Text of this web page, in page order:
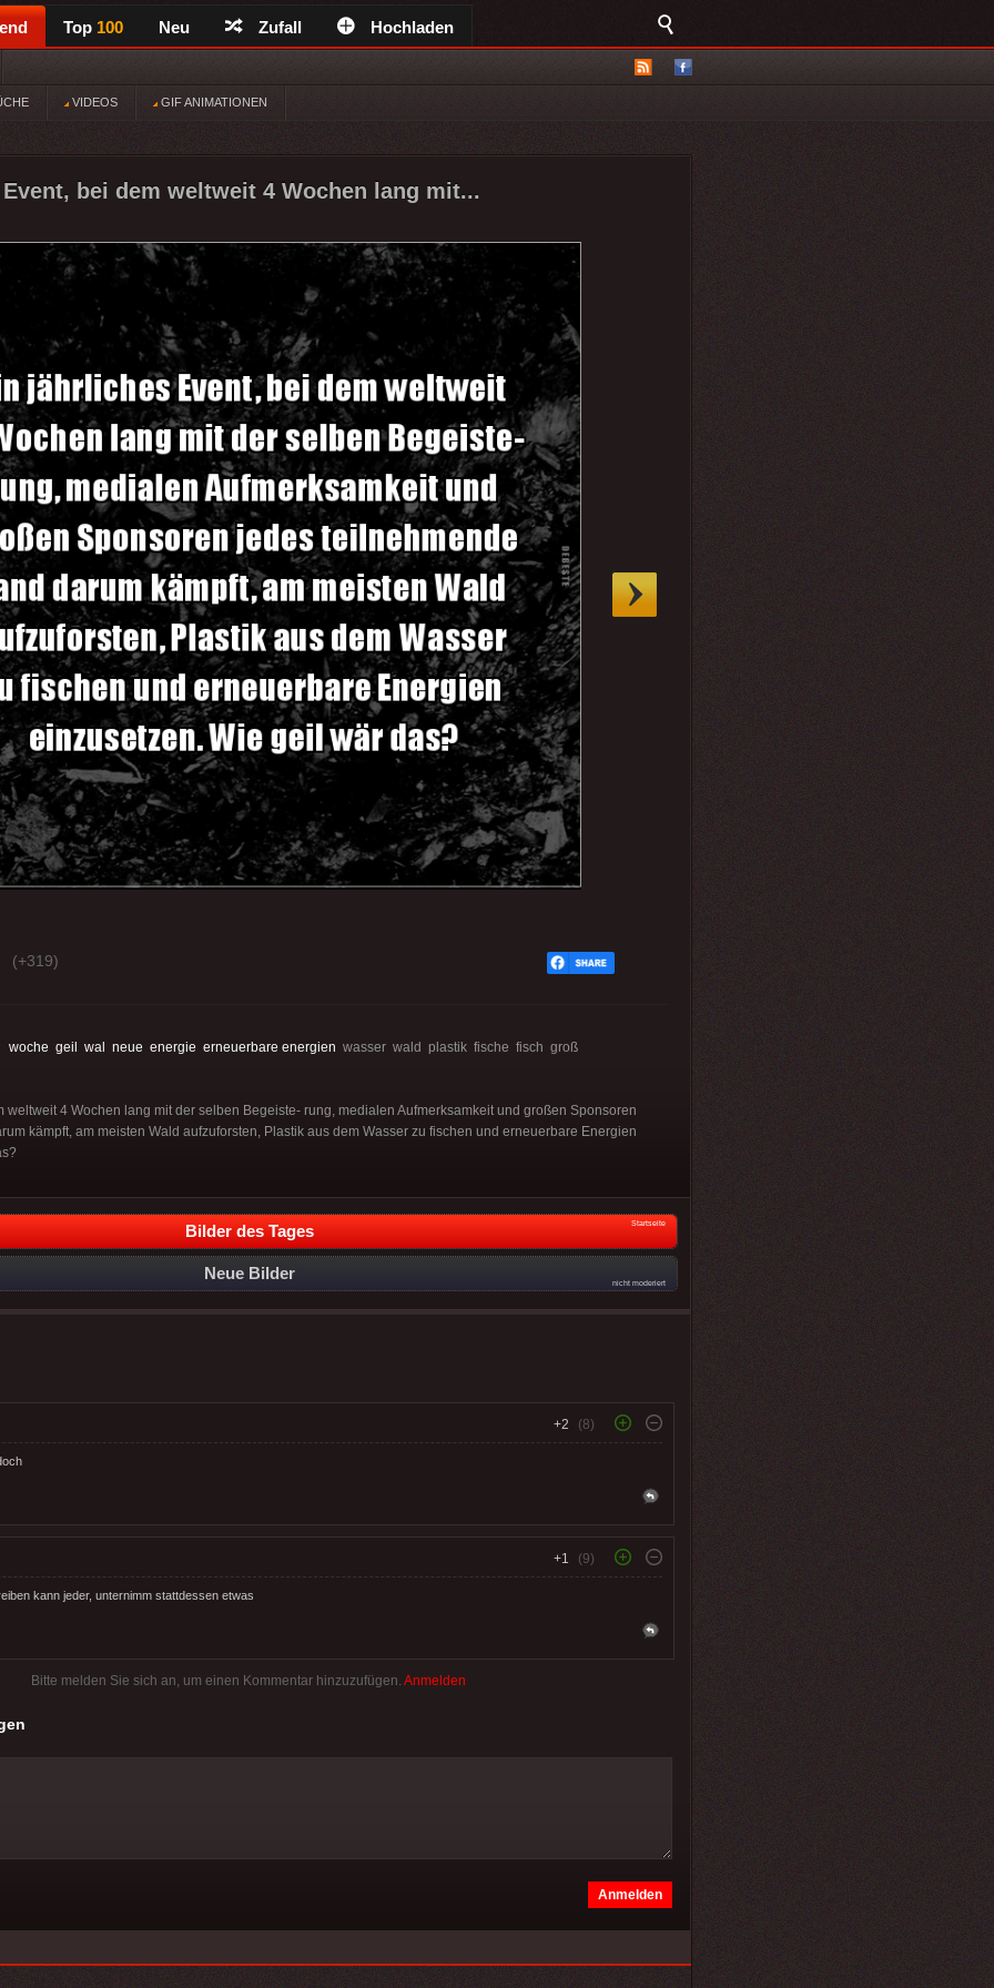
Top 100 Neu Zufall Hochladen
VIDEOS GIF ANIMATIONEN
bei dem weltweit 4 Wochen lang mit...
(+319)
woche geil wal neue energie erneuerbare energien wasser wald plastik fische fisch groß
weltweit 4 Wochen lang mit der selben Begeiste- rung, medialen Aufmerksamkeit und großen Sponsoren
kämpft, am meisten Wald aufzuforsten, Plastik aus dem Wasser zu fischen und erneuerbare Energien
Bilder des Tages Startseite
Neue Bilder
nicht moderiert
+2 (8)
+1 (9)
kann jeder, unternimm stattdessen etwas
Bitte melden Sie sich an, um einen Kommentar hinzuzufügen. Anmelden